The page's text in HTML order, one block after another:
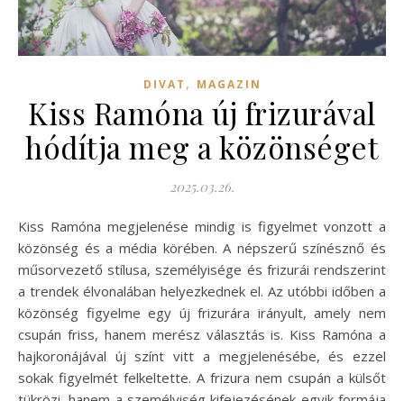
DIVAT , MAGAZIN
Kiss Ramóna új frizurával
hódítja meg a közönséget
2025.03.26.
Kiss Ramóna megjelenése mindig is figyelmet vonzott a
közönség és a média körében. A népszerű színésznő és
műsorvezető stílusa, személyisége és frizurái rendszerint
a trendek élvonalában helyezkednek el. Az utóbbi időben a
közönség figyelme egy új frizurára irányult, amely nem
csupán friss, hanem merész választás is. Kiss Ramóna a
hajkoronájával új színt vitt a megjelenésébe, és ezzel
sokak figyelmét felkeltette. A frizura nem csupán a külsőt